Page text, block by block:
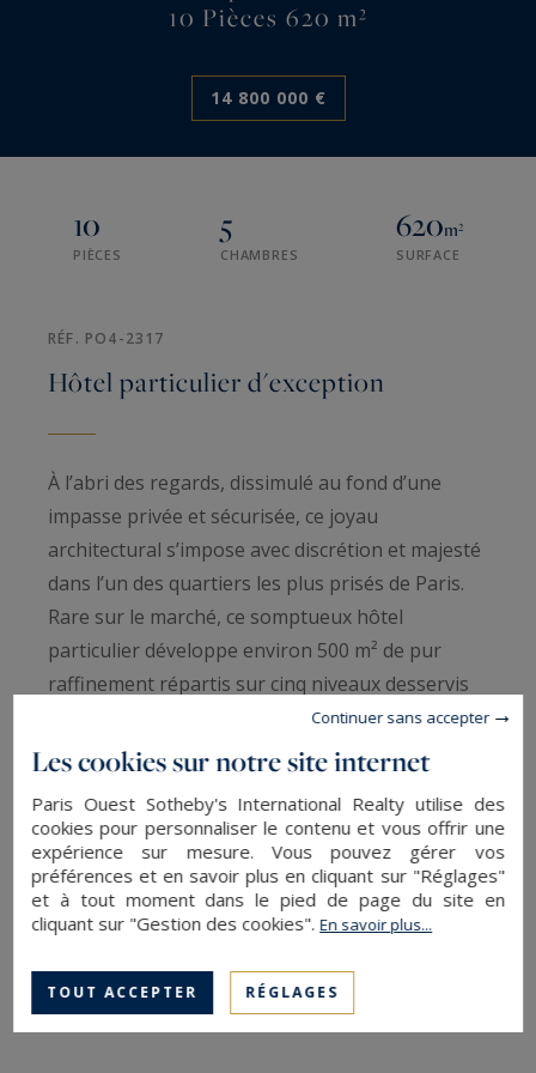
10 Pièces 620 m²
14 800 000 €
10
PIÈCES
5
CHAMBRES
620m²
SURFACE
RÉF. PO4-2317
Hôtel particulier d'exception
À l’abri des regards, dissimulé au fond d’une
impasse privée et sécurisée, ce joyau
architectural s’impose avec discrétion et majesté
dans l’un des quartiers les plus prisés de Paris.
Rare sur le marché, ce somptueux hôtel
particulier développe environ 500 m² de pur
raffinement répartis sur cinq niveaux desservis
conjugue avec harmonie élégance intemporelle,
prestations ultra haut de gamme et atmosphère
confidentielle. Dès l’entrée, la lumière naturelle
inonde des volumes parfaitement pensés,
Parfaitement agencé, cet hôtel particulier
Les cookies sur notre site internet
Paris Ouest Sotheby's International Realty utilise des
cookies pour personnaliser le contenu et vous offrir une
expérience sur mesure. Vous pouvez gérer vos
préférences et en savoir plus en cliquant sur "Réglages"
et à tout moment dans le pied de page du site en
cliquant sur "Gestion des cookies".En savoir plus...
TOUT ACCEPTER RÉGLAGES
Continuer sans accepter